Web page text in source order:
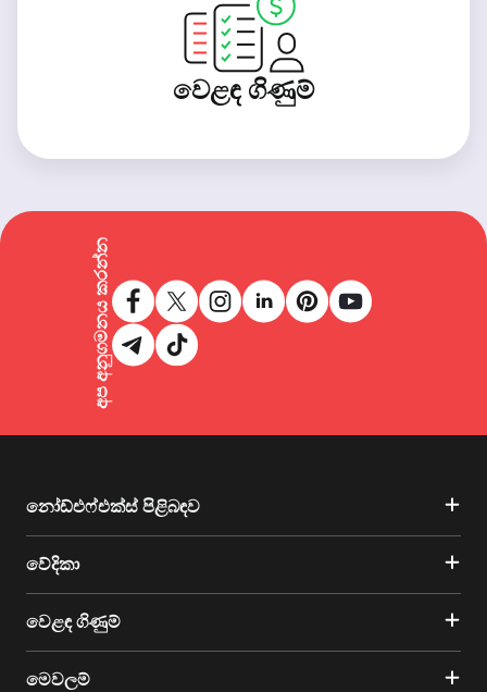
වෙළඳ ගිණුම්
අප අනුගමනය කරන්න
නෝඩ්එෆ්එක්ස් පිළිබඳව
වේදිකා
වෙළඳ ගිණුම්
මෙවලම්